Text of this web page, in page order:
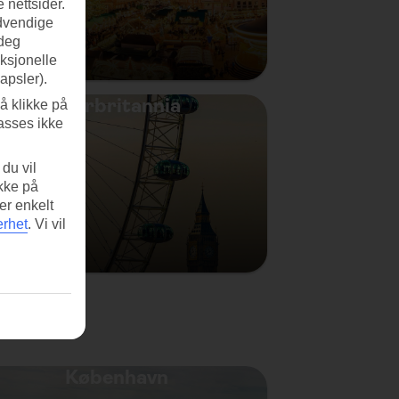
Storbritannia
nettsider.
klikke på
ikke
vil
på
enkelt
. Vi vil